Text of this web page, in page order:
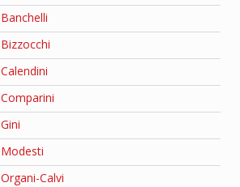
Banchelli
Bizzocchi
Calendini
Comparini
Gini
Modesti
Organi-Calvi